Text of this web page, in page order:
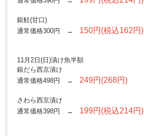
銀鮭(甘口)
通常価格300円 → 150円(税込162円)
11月2日(日)漬け魚半額
銀だら西京漬け
通常価格498円 → 249円(268円)
さわら西京漬け
通常価格398円 → 199円(税込214円)